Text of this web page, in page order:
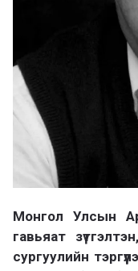
Монгол Улсын
гавьяат
сургуулийн